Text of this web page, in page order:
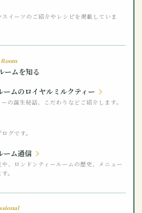
イーツのご紹介やレシピを掲載していま
ームを知る
ームのロイヤルミルクティー
の誕生秘話、こだわりなどご紹介します。
グです。
ーム通信
、ロンドンティールームの歴史、メニュー
。